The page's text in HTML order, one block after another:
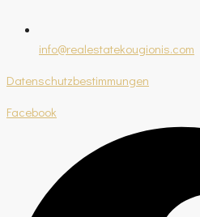
info@realestatekougionis.com
Datenschutzbestimmungen
Facebook